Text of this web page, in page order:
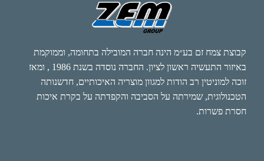
קבוצת צמח זם בע״מ הינה חברה המובילה בתחומה, וממוקמת
באיזור התעשיה ראשון לציון. החברה נוסדה בשנת 1986 , ומאז
זוכה למוניטין רב הודות למגוון מוצריה האיכותיים, חדשנותה
הטכנולוגית, שמירתה על הסביבה והקפדתה על בקרת איכות
חסרת פשרות.